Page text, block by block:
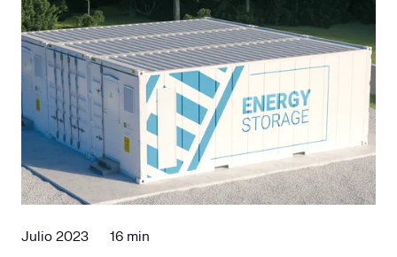
Julio 2023 16 min